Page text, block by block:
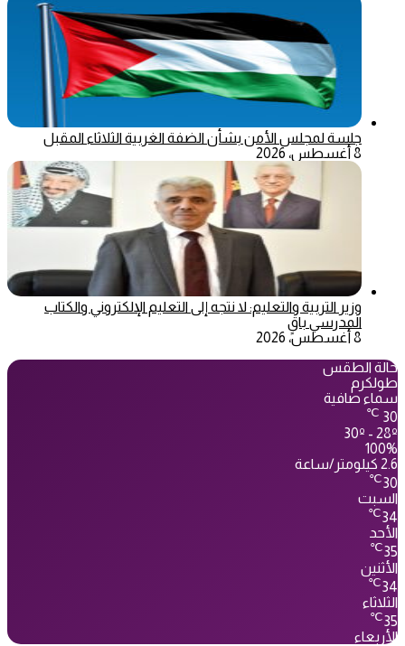
جلسة لمجلس الأمن بشأن الضفة الغربية الثلاثاء المقبل
8 أغسطس، 2026
وزير التربية والتعليم: لا نتجه إلى التعليم الإلكتروني والكتاب
المدرسي باقٍ
8 أغسطس، 2026
حالة الطقس
طولكرم
سماء صافية
30
℃
30º - 28º
100%
2.6 كيلومتر/ساعة
30
℃
السبت
34
℃
الأحد
35
℃
الأثنين
34
℃
الثلاثاء
35
℃
الأربعاء